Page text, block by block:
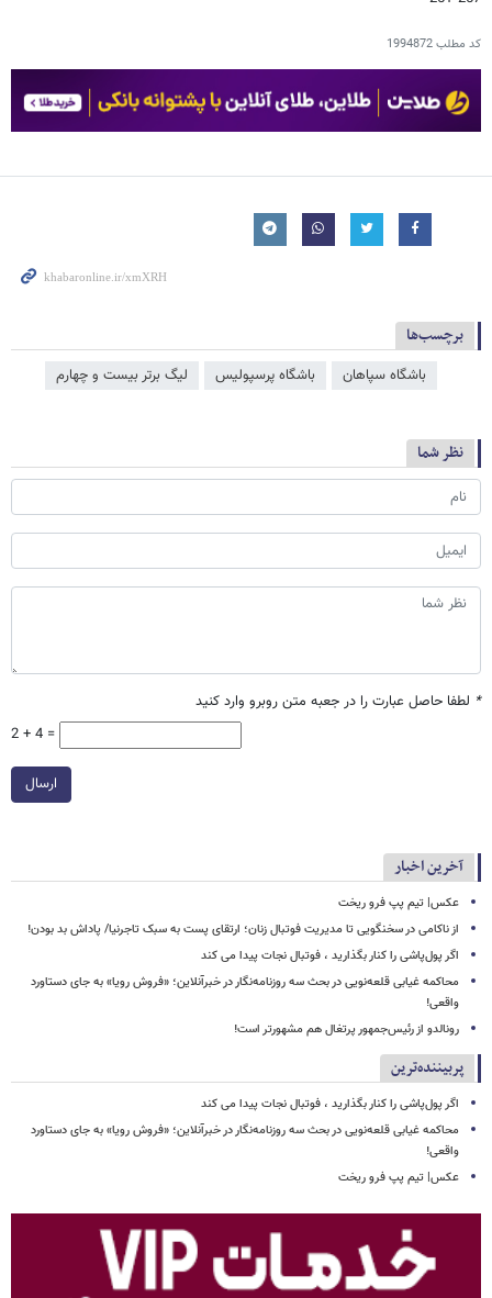
کد مطلب1994872
برچسب‌ها
باشگاه سپاهان باشگاه پرسپولیس لیگ برتر بیست و چهارم
نظر شما
* لطفا حاصل عبارت را در جعبه متن روبرو وارد کنید
2 + 4 =
ارسال
آخرین اخبار
عکس| تیم پپ فرو ریخت
از ناکامی در سخنگویی تا مدیریت فوتبال زنان؛ ارتقای پست به سبک تاجرنیا/ پاداش بد بودن!
اگر پول‌پاشی را کنار بگذارید ، فوتبال نجات پیدا می کند
محاکمه غیابی قلعه‌نویی در بحث سه روزنامه‌نگار در خبرآنلاین؛ «فروش رویا» به جای دستاورد
واقعی!
رونالدو از رئیس‌جمهور پرتغال هم مشهورتر است!
پربیننده‌ترین
اگر پول‌پاشی را کنار بگذارید ، فوتبال نجات پیدا می کند
محاکمه غیابی قلعه‌نویی در بحث سه روزنامه‌نگار در خبرآنلاین؛ «فروش رویا» به جای دستاورد
واقعی!
عکس| تیم پپ فرو ریخت